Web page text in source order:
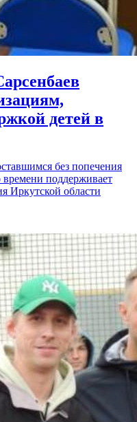
детей в
без попечения
времени поддерживает
Иркутской области